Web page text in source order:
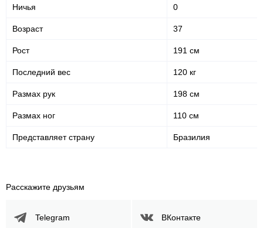
В партере
33 57%
Ничья 0
Возраст 37
Рост 191 см
Последний вес 120 кг
Размах рук 198 см
Размах ног 110 см
Представляет страну Бразилия
Расскажите друзьям
Telegram ВКонтакте